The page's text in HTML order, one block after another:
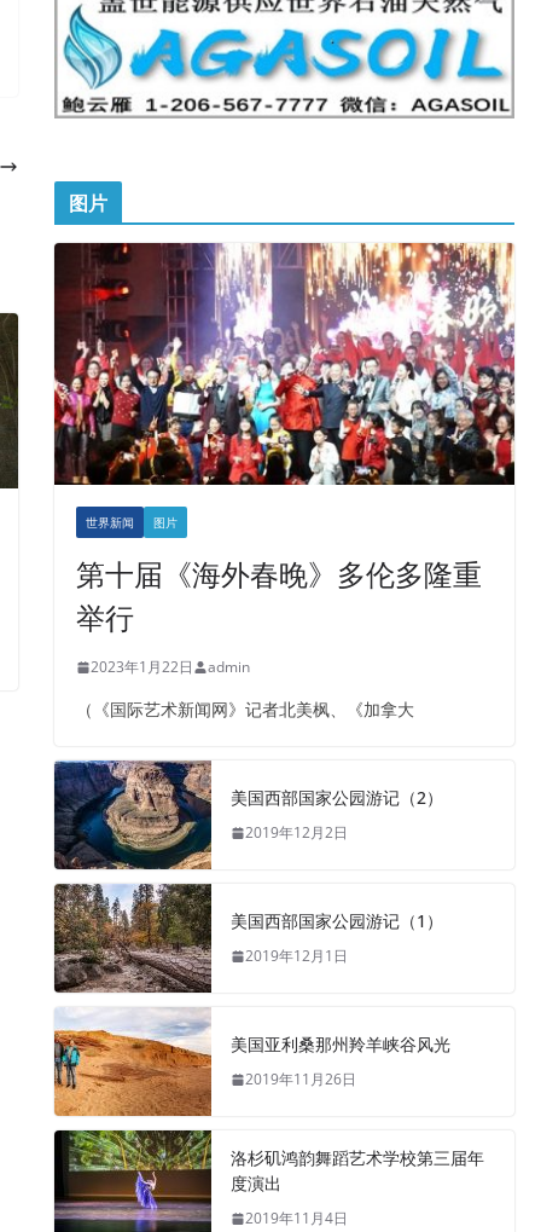
图片
世界新闻 图片
第十届《海外春晚》多伦多隆重
举行
2023年1月22日 admin
（《国际艺术新闻网》记者北美枫、《加拿大
美国西部国家公园游记（2）
2019年12月2日
美国西部国家公园游记（1）
2019年12月1日
美国亚利桑那州羚羊峡谷风光
2019年11月26日
洛杉矶鸿韵舞蹈艺术学校第三届年
度演出
2019年11月4日